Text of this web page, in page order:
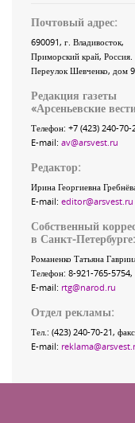
Почтовый адрес:
690091, г. Владивосток,
Приморский край, Россия
Переулок Шевченко, дом
Редакция газеты
«Арсеньевские
Телефон: +7 (423) 240-70-
E-mail: av@arsvest.ru
Редактор:
Ирина Георгиевна
E-mail: editor@arsvest.ru
Собственный
в Санкт-Петербурге:
Романенко Татьяна
Телефон: 8-921-765-5754,
E-mail: rtg@narod.ru
Отдел рекламы:
Тел.: (423) 240-70-21,
E-mail: